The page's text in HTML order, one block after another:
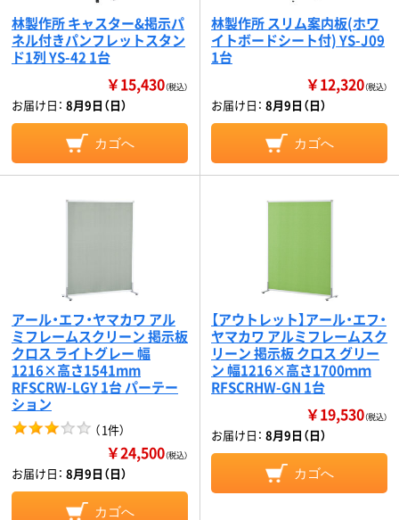
林製作所 キャスター&掲示パ
ネル付きパンフレットスタン
ド1列 YS-42 1台
￥15,430（税込）
お届け日： 8月9日（日）
カゴへ
林製作所 スリム案内板(ホワ
イトボードシート付) YS-J09
1台
￥12,320（税込）
お届け日： 8月9日（日）
カゴへ
アール・エフ・ヤマカワ アル
ミフレームスクリーン 掲示板
クロス ライトグレー 幅
1216×高さ1541mm
RFSCRW-LGY 1台 パーテー
ション
（1件）
￥24,500（税込）
お届け日： 8月9日（日）
カゴへ
【アウトレット】アール・エフ・
ヤマカワ アルミフレームスク
リーン 掲示板 クロス グリー
ン 幅1216×高さ1700ｍｍ
RFSCRHW-GN 1台
￥19,530（税込）
お届け日： 8月9日（日）
カゴへ